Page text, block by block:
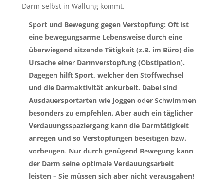
Darm selbst in Wallung kommt.
Sport und Bewegung gegen Verstopfung: Oft ist
eine bewegungsarme Lebensweise durch eine
überwiegend sitzende Tätigkeit (z.B. im Büro) die
Ursache einer Darmverstopfung (Obstipation).
Dagegen hilft Sport, welcher den Stoffwechsel
und die Darmaktivität ankurbelt. Dabei sind
Ausdauersportarten wie Joggen oder Schwimmen
besonders zu empfehlen. Aber auch ein täglicher
Verdauungsspaziergang kann die Darmtätigkeit
anregen und so Verstopfungen beseitigen bzw.
vorbeugen. Nur durch genügend Bewegung kann
der Darm seine optimale Verdauungsarbeit
leisten – Sie müssen sich aber nicht verausgaben!